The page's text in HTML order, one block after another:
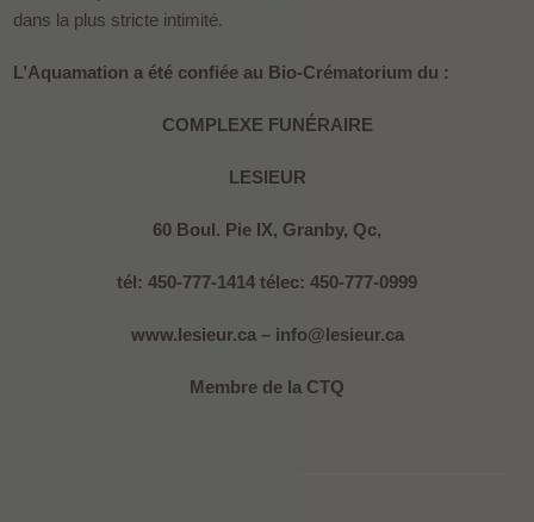
dans la plus stricte intimité.
L’Aquamation a été confiée au Bio-Crématorium du :
COMPLEXE FUNÉRAIRE
LESIEUR
60 Boul. Pie IX, Granby, Qc,
tél: 450-777-1414 télec: 450-777-0999
www.lesieur.ca – info@lesieur.ca
Membre de la CTQ